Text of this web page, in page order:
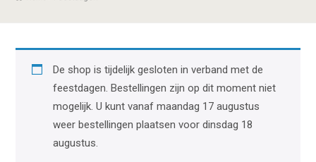
De shop is tijdelijk gesloten in verband met de
feestdagen. Bestellingen zijn op dit moment niet
mogelijk. U kunt vanaf maandag 17 augustus
weer bestellingen plaatsen voor dinsdag 18
augustus.